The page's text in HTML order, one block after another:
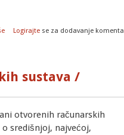
o Intel predstavio svoj do sada najjači
Logirajte se za dodavanje
sustava /
otvorenih računarskih
o središnjoj, najvećoj,